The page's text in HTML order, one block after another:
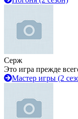
Серж
Это игра прежде
Мастер игры (2